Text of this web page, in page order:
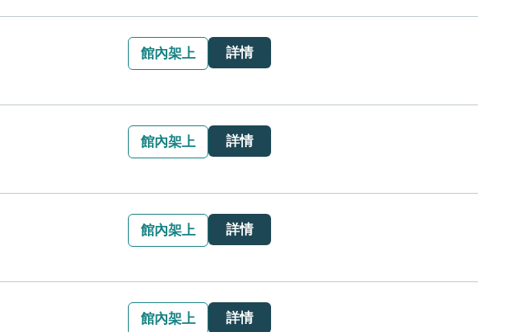
館內架上 詳情
館內架上 詳情
館內架上 詳情
館內架上 詳情